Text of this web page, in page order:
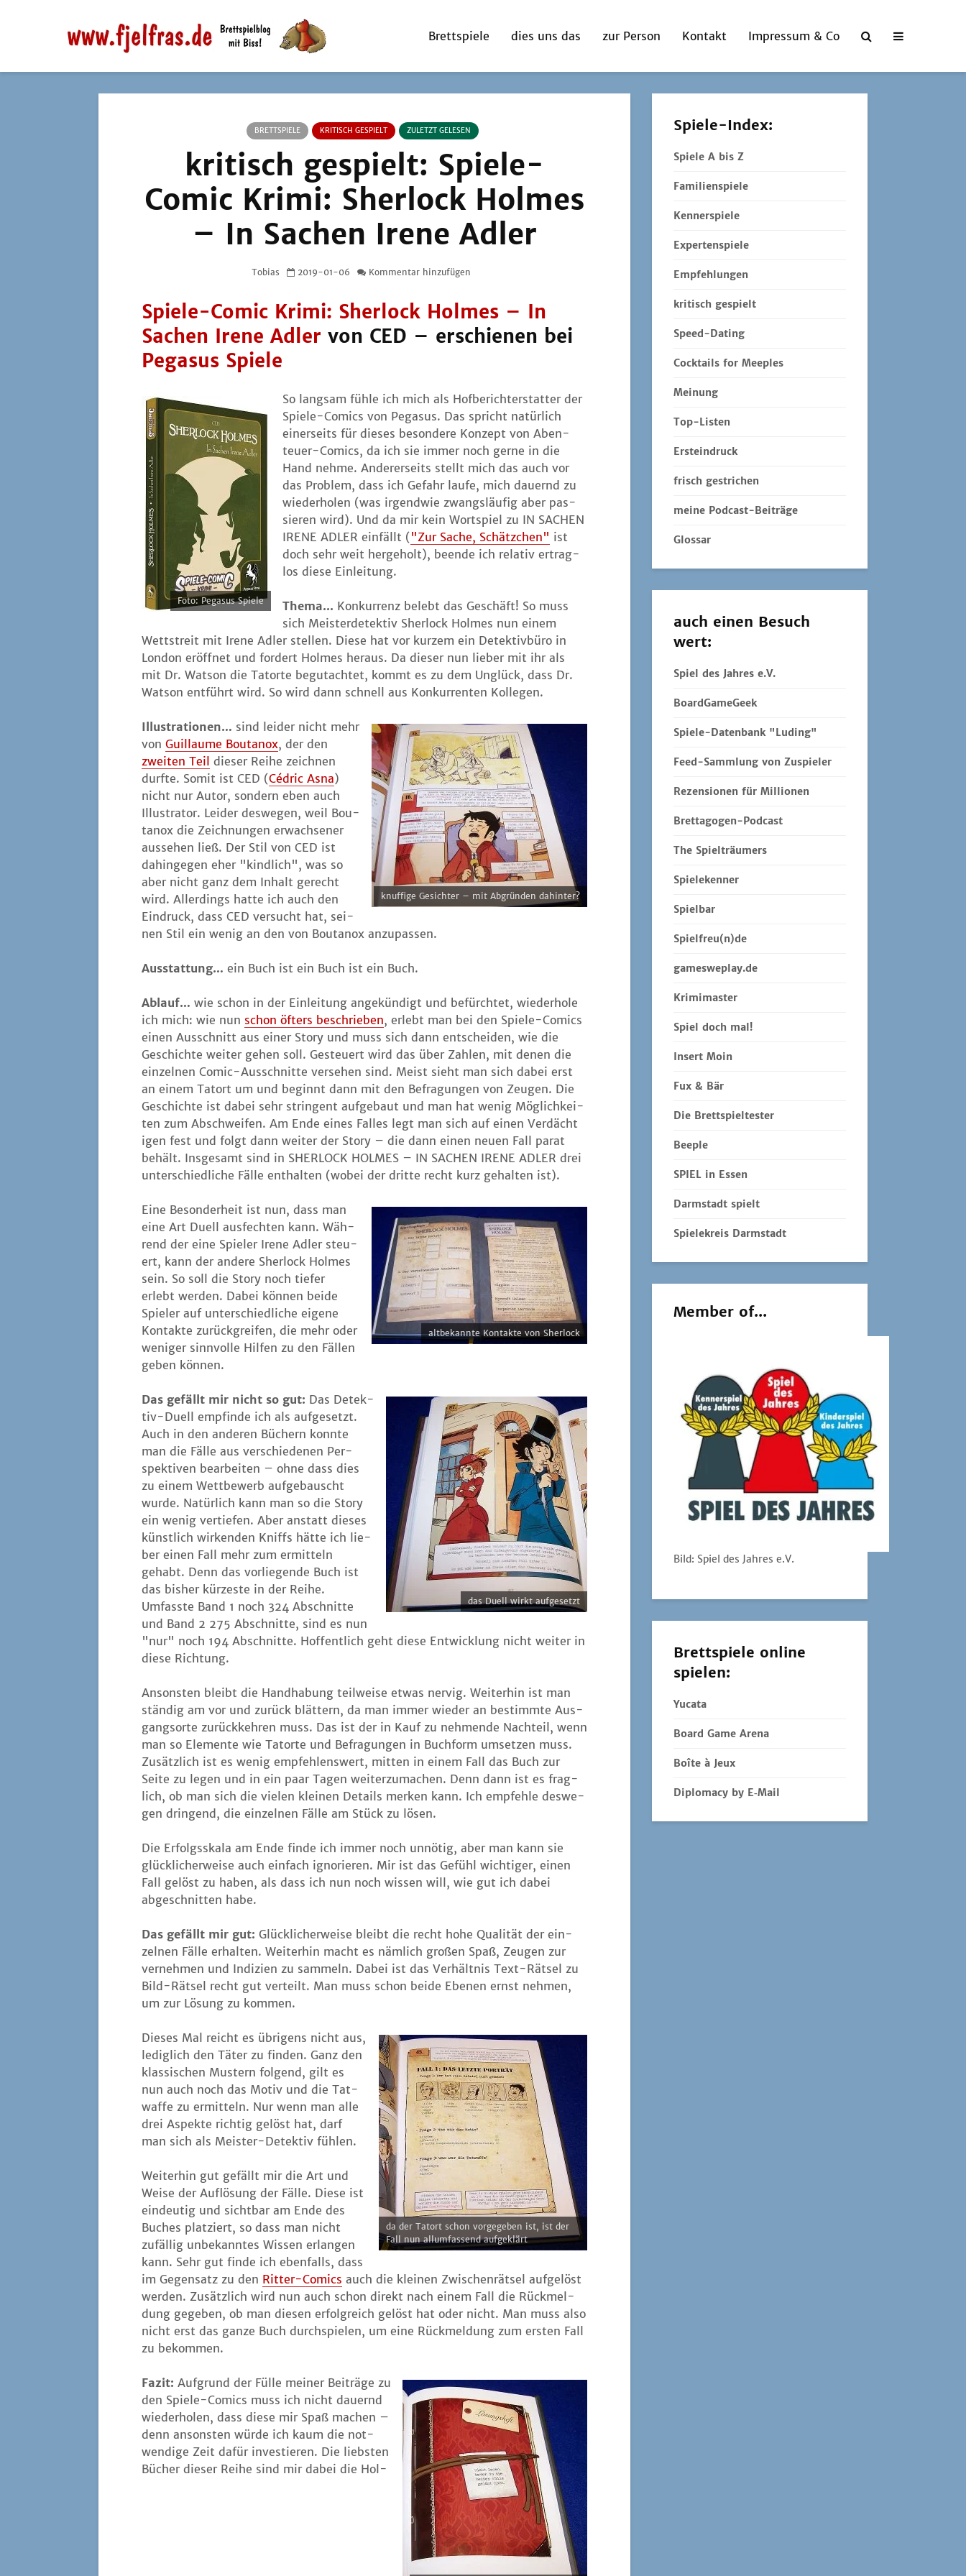
Brettspiele dies uns das zur Person Kontakt Impressum & Co
BRETTSPIELE KRITISCH GESPIELT ZULETZT GELESEN
kritisch gespielt: Spiele-
Comic Krimi: Sherlock Holmes
– In Sachen Irene Adler
Tobias 2019-01-06 Kommentar hinzufügen
Spiele-Comic Krimi: Sherlock Holmes – In
Sachen Irene Adler von CED – erschienen bei
Pegasus Spiele
Foto: Pega­sus Spiele
So lang­sam füh­le ich mich als Hof­be­richt­erstat­ter der
Spie­le-Comics von Pega­sus. Das spricht natür­lich
einer­seits für die­ses beson­de­re Kon­zept von Aben­
teu­er-Comics, da ich sie immer noch ger­ne in die
Hand neh­me. Ande­rer­seits stellt mich das auch vor
das Pro­blem, dass ich Gefahr lau­fe, mich dau­ernd zu
wie­der­ho­len (was irgend­wie zwangs­läu­fig aber pas­
sie­ren wird). Und da mir kein Wort­spiel zu IN SACHEN
IRENE ADLER ein­fällt ("Zur Sache, Schätz­chen" ist
doch sehr weit her­ge­holt), been­de ich rela­tiv ertrag­
los die­se Einleitung.
The­ma... Kon­kur­renz belebt das Geschäft! So muss
sich Meis­ter­de­tek­tiv Sher­lock Hol­mes nun einem
Wett­streit mit Ire­ne Adler stel­len. Die­se hat vor kur­zem ein Detek­tiv­bü­ro in
Lon­don eröff­net und for­dert Hol­mes her­aus. Da die­ser nun lie­ber mit ihr als
mit Dr. Wat­son die Tat­or­te begut­ach­tet, kommt es zu dem Unglück, dass Dr.
Wat­son ent­führt wird. So wird dann schnell aus Kon­kur­ren­ten Kollegen.
knuf­fi­ge Gesich­ter – mit Abgrün­den dahinter?
Illus­tra­tio­nen… sind lei­der nicht mehr
von Guil­laume Bou­tan­ox, der den
zwei­ten Teil die­ser Rei­he zeich­nen
durf­te. Somit ist CED (Céd­ric Asna)
nicht nur Autor, son­dern eben auch
Illus­tra­tor. Lei­der des­we­gen, weil Bou­
tan­ox die Zeich­nun­gen erwach­se­ner
aus­se­hen ließ. Der Stil von CED ist
dahin­ge­gen eher "kind­lich", was so
aber nicht ganz dem Inhalt gerecht
wird. Aller­dings hat­te ich auch den
Ein­druck, dass CED ver­sucht hat, sei­
nen Stil ein wenig an den von Bou­tan­ox anzupassen.
Aus­stat­tung… ein Buch ist ein Buch ist ein Buch.
Ablauf… wie schon in der Ein­lei­tung ange­kün­digt und befürch­tet, wie­der­ho­le
ich mich: wie nun schon öfters beschrie­ben, erlebt man bei den Spie­le-Comics
einen Aus­schnitt aus einer Sto­ry und muss sich dann ent­schei­den, wie die
Geschich­te wei­ter gehen soll. Gesteu­ert wird das über Zah­len, mit denen die
ein­zel­nen Comic-Aus­schnit­te ver­se­hen sind. Meist sieht man sich dabei erst
an einem Tat­ort um und beginnt dann mit den Befra­gun­gen von Zeu­gen. Die
Geschich­te ist dabei sehr strin­gent auf­ge­baut und man hat wenig Mög­lich­kei­
ten zum Abschwei­fen. Am Ende eines Fal­les legt man sich auf einen Ver­däch­t
i­gen fest und folgt dann wei­ter der Sto­ry – die dann einen neu­en Fall parat
behält. Ins­ge­samt sind in SHERLOCK HOLMES – IN SACHEN IRENE ADLER drei
unter­schied­li­che Fäl­le ent­hal­ten (wobei der drit­te recht kurz gehal­ten ist).
alt­be­kann­te Kon­tak­te von Sherlock
Eine Beson­der­heit ist nun, dass man
eine Art Duell aus­fech­ten kann. Wäh­
rend der eine Spie­ler Ire­ne Adler steu­
ert, kann der ande­re Sher­lock Hol­mes
sein. So soll die Sto­ry noch tie­fer
erlebt wer­den. Dabei kön­nen bei­de
Spie­ler auf unter­schied­li­che eige­ne
Kon­tak­te zurück­grei­fen, die mehr oder
weni­ger sinn­vol­le Hil­fen zu den Fäl­len
geben können.
das Duell wirkt aufgesetzt
Das gefällt mir nicht so gut: Das Detek­
tiv-Duell emp­fin­de ich als auf­ge­setzt.
Auch in den ande­ren Büchern konn­te
man die Fäl­le aus ver­schie­de­nen Per­
spek­ti­ven bear­bei­ten – ohne dass dies
zu einem Wett­be­werb auf­ge­bauscht
wur­de. Natür­lich kann man so die Sto­ry
ein wenig ver­tie­fen. Aber anstatt die­ses
künst­lich wir­ken­den Kniffs hät­te ich lie­
ber einen Fall mehr zum ermit­teln
gehabt. Denn das vor­lie­gen­de Buch ist
das bis­her kür­zes­te in der Rei­he.
Umfass­te Band 1 noch 324 Abschnit­te
und Band 2 275 Abschnit­te, sind es nun
"nur" noch 194 Abschnit­te. Hof­fent­lich geht die­se Ent­wick­lung nicht wei­ter in
die­se Richtung.
Ansons­ten bleibt die Hand­ha­bung teil­wei­se etwas ner­vig. Wei­ter­hin ist man
stän­dig am vor und zurück blät­tern, da man immer wie­der an bestimm­te Aus­
gangs­or­te zurück­keh­ren muss. Das ist der in Kauf zu neh­men­de Nach­teil, wenn
man so Ele­men­te wie Tat­or­te und Befra­gun­gen in Buch­form umset­zen muss.
Zusätz­lich ist es wenig emp­feh­lens­wert, mit­ten in einem Fall das Buch zur
Sei­te zu legen und in ein paar Tagen wei­ter­zu­ma­chen. Denn dann ist es frag­
lich, ob man sich die vie­len klei­nen Details mer­ken kann. Ich emp­feh­le des­we­
gen drin­gend, die ein­zel­nen Fäl­le am Stück zu lösen.
Die Erfolgs­ska­la am Ende fin­de ich immer noch unnö­tig, aber man kann sie
glück­li­cher­wei­se auch ein­fach igno­rie­ren. Mir ist das Gefühl wich­ti­ger, einen
Fall gelöst zu haben, als dass ich nun noch wis­sen will, wie gut ich dabei
abge­schnit­ten habe.
Das gefällt mir gut: Glück­li­cher­wei­se bleibt die recht hohe Qua­li­tät der ein­
zel­nen Fäl­le erhal­ten. Wei­ter­hin macht es näm­lich gro­ßen Spaß, Zeu­gen zur
ver­neh­men und Indi­zi­en zu sam­meln. Dabei ist das Ver­hält­nis Text-Rät­sel zu
Bild-Rät­sel recht gut ver­teilt. Man muss schon bei­de Ebe­nen ernst neh­men,
um zur Lösung zu kommen.
da der Tat­ort schon vor­ge­ge­ben ist, ist der
Fall nun all­um­fas­send aufgeklärt
Die­ses Mal reicht es übri­gens nicht aus,
ledig­lich den Täter zu fin­den. Ganz den
klas­si­schen Mus­tern fol­gend, gilt es
nun auch noch das Motiv und die Tat­
waf­fe zu ermit­teln. Nur wenn man alle
drei Aspek­te rich­tig gelöst hat, darf
man sich als Meis­ter-Detek­tiv fühlen.
Wei­ter­hin gut gefällt mir die Art und
Wei­se der Auf­lö­sung der Fäl­le. Die­se ist
ein­deu­tig und sicht­bar am Ende des
Buches plat­ziert, so dass man nicht
zufäl­lig unbe­kann­tes Wis­sen erlan­gen
kann. Sehr gut fin­de ich eben­falls, dass
im Gegen­satz zu den Rit­ter-Comics auch die klei­nen Zwi­schen­rät­sel auf­ge­löst
wer­den. Zusätz­lich wird nun auch schon direkt nach einem Fall die Rück­mel­
dung gege­ben, ob man die­sen erfolg­reich gelöst hat oder nicht. Man muss also
nicht erst das gan­ze Buch durch­spie­len, um eine Rück­mel­dung zum ers­ten Fall
zu bekommen.
Fazit: Auf­grund der Fül­le mei­ner Bei­trä­ge zu
den Spie­le-Comics muss ich nicht dau­ernd
wie­der­ho­len, dass die­se mir Spaß machen –
denn ansons­ten wür­de ich kaum die not­
wen­di­ge Zeit dafür inves­tie­ren. Die liebs­ten
Bücher die­ser Rei­he sind mir dabei die Hol­
Spiele-Index:
Spiele A bis Z
Familienspiele
Kennerspiele
Expertenspiele
Empfehlungen
kritisch gespielt
Speed-Dating
Cocktails for Meeples
Meinung
Top-Listen
Ersteindruck
frisch gestrichen
meine Podcast-Beiträge
Glossar
auch einen Besuch
wert:
Spiel des Jahres e.V.
BoardGameGeek
Spiele-Datenbank "Luding"
Feed-Sammlung von Zuspieler
Rezensionen für Millionen
Brettagogen-Podcast
The Spielträumers
Spielekenner
Spielbar
Spielfreu(n)de
gamesweplay.de
Krimimaster
Spiel doch mal!
Insert Moin
Fux & Bär
Die Brettspieltester
Beeple
SPIEL in Essen
Darmstadt spielt
Spielekreis Darmstadt
Member of...
Bild: Spiel des Jahres e.V.
Brettspiele online
spielen:
Yucata
Board Game Arena
Boîte à Jeux
Diplomacy by E‑Mail